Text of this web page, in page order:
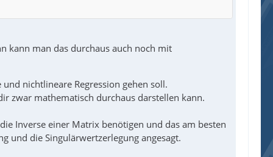
kann man das durchaus auch noch mit
nichtlineare Regression gehen soll.
zwar mathematisch durchaus darstellen kann.
Inverse einer Matrix benötigen und das am besten
und die Singulärwertzerlegung angesagt.